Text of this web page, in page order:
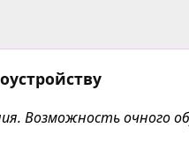
Возможность очного